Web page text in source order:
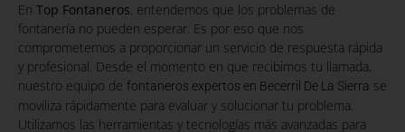
En Top Fontaneros, entendemos que los problemas de
fontanería no pueden esperar. Es por eso que nos
comprometemos a proporcionar un servicio de respuesta rápida
y profesional. Desde el momento en que recibimos tu llamada,
nuestro equipo de fontaneros expertos en Becerril De La Sierra se
moviliza rápidamente para evaluar y solucionar tu problema.
Utilizamos las herramientas y tecnologías más avanzadas para